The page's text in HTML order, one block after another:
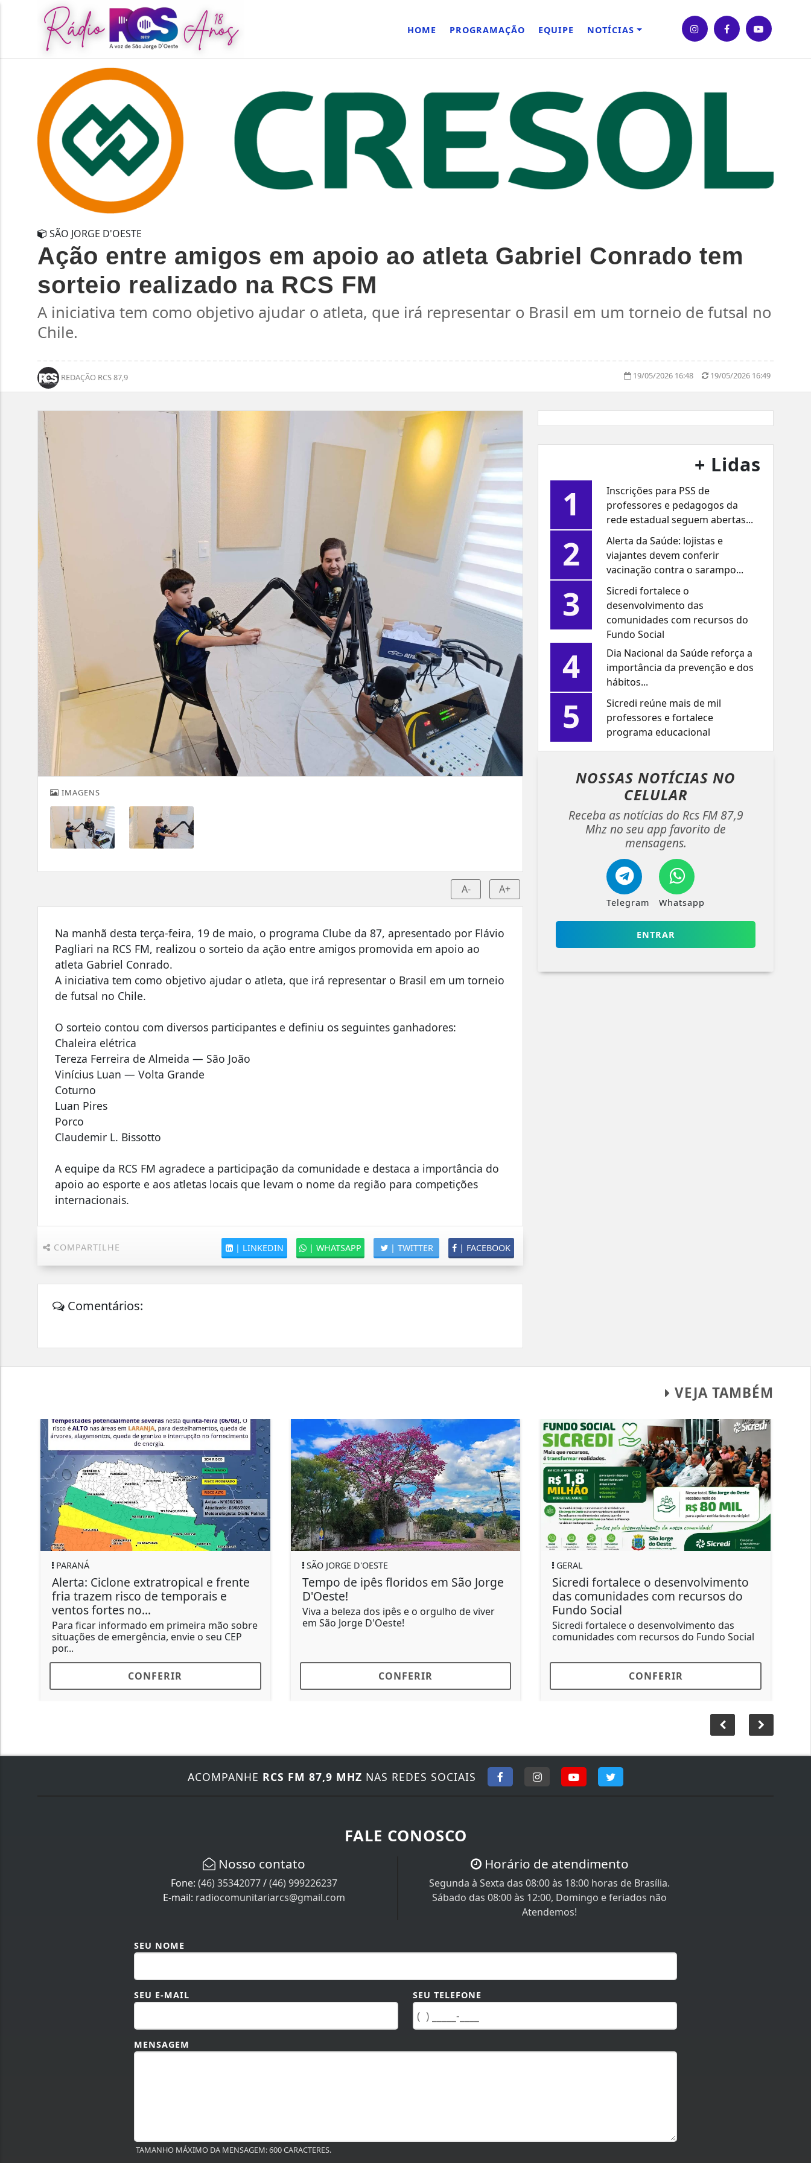
HOME PROGRAMAÇÃO EQUIPE NOTÍCIAS
SÃO JORGE D'OESTE
Ação entre amigos em apoio ao atleta Gabriel Conrado tem
sorteio realizado na RCS FM
A iniciativa tem como objetivo ajudar o atleta, que irá representar o Brasil em um torneio de futsal no
Chile.
REDAÇÃO RCS 87,9 19/05/2026 16:48 19/05/2026 16:49
IMAGENS
A- A+
Na manhã desta terça-feira, 19 de maio, o programa Clube da 87, apresentado por Flávio
Pagliari na RCS FM, realizou o sorteio da ação entre amigos promovida em apoio ao
atleta Gabriel Conrado.
A iniciativa tem como objetivo ajudar o atleta, que irá representar o Brasil em um torneio
de futsal no Chile.
O sorteio contou com diversos participantes e definiu os seguintes ganhadores:
Chaleira elétrica
Tereza Ferreira de Almeida — São João
Vinícius Luan — Volta Grande
Coturno
Luan Pires
Porco
Claudemir L. Bissotto
A equipe da RCS FM agradece a participação da comunidade e destaca a importância do
apoio ao esporte e aos atletas locais que levam o nome da região para competições
internacionais.
COMPARTILHE | FACEBOOK
| TWITTER
| WHATSAPP
| LINKEDIN
Comentários:
+ Lidas
1
Inscrições para PSS de
professores e pedagogos da
rede estadual seguem abertas...
2
Alerta da Saúde: lojistas e
viajantes devem conferir
vacinação contra o sarampo...
3
Sicredi fortalece o
desenvolvimento das
comunidades com recursos do
Fundo Social
4
Dia Nacional da Saúde reforça a
importância da prevenção e dos
hábitos...
5
Sicredi reúne mais de mil
professores e fortalece
programa educacional
NOSSAS NOTÍCIASNO
CELULAR
Receba as notícias do Rcs FM 87,9
Mhz no seu app favorito de
mensagens.
Telegram Whatsapp
ENTRAR
VEJA TAMBÉM
PARANÁ
Alerta: Ciclone extratropical e frente
fria trazem risco de temporais e
ventos fortes no...
Para ficar informado em primeira mão sobre
situações de emergência, envie o seu CEP
por...
CONFERIR
SÃO JORGE D'OESTE
Tempo de ipês floridos em São Jorge
D'Oeste!
Viva a beleza dos ipês e o orgulho de viver
em São Jorge D'Oeste!
CONFERIR
GERAL
Sicredi fortalece o desenvolvimento
das comunidades com recursos do
Fundo Social
Sicredi fortalece o desenvolvimento das
comunidades com recursos do Fundo Social
CONFERIR
ACOMPANHE RCS FM 87,9 MHZ NAS REDES SOCIAIS
FALE CONOSCO
Nosso contato
Fone:(46) 35342077/(46) 999226237
E-mail: radiocomunitariarcs@gmail.com
Horário de atendimento
Segunda à Sexta das 08:00 às 18:00 horas de Brasília.
Sábado das 08:00 às 12:00, Domingo e feriados não
Atendemos!
SEU NOME
SEU E-MAIL SEU TELEFONE
MENSAGEM
TAMANHO MÁXIMO DA MENSAGEM: 600 CARACTERES.